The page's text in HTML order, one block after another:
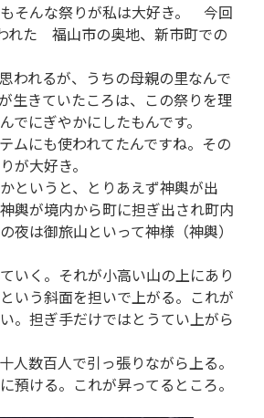
そんな祭りが私は大好き。 今回
れた 福山市の奥地、新市町での
われるが、うちの母親の里なんで
生きていたころは、この祭りを理
でにぎやかにしたもんです。
ムにも使われてたんですね。その
が大好き。
というと、とりあえず神輿が出
輿が境内から町に担ぎ出され町内
は御旅山といって神様（神輿）
いく。それが小高い山の上にあり
いう斜面を担いで上がる。これが
。担ぎ手だけではとうてい上がら
人数百人で引っ張りながら上る。
預ける。これが昇ってるところ。